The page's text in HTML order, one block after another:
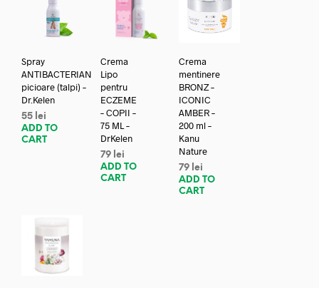
Spray
ANTIBACTERIAN
picioare (talpi) –
Dr.Kelen
55 lei
ADD TO
CART
Crema
Lipo
pentru
ECZEME
– COPII –
75 ML –
DrKelen
79 lei
ADD TO
CART
Crema
mentinere
BRONZ –
ICONIC
AMBER –
200 ml –
Kanu
Nature
79 lei
ADD TO
CART